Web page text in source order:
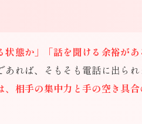
態か」「話を聞ける余裕があ
れば、そもそも電話に出ら
、相手の集中力と手の空き具